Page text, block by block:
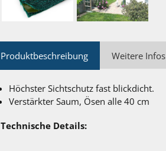
Produktbeschreibung Weitere Infos
Höchster Sichtschutz fast blickdicht.
Verstärkter Saum, Ösen alle 40 cm
Technische Details: